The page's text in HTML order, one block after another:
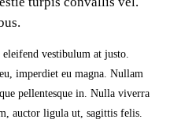
vestibulum at justo.
imperdiet eu magna. Nullam
pellentesque in. Nulla viverra
auctor ligula ut, sagittis felis.